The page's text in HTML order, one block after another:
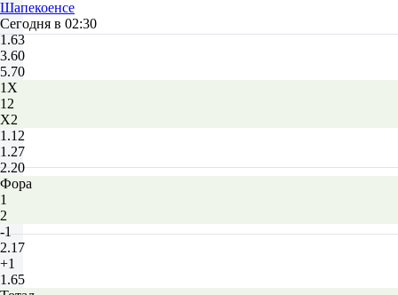
Шапекоенсе
Сегодня в 02:30
1.63
3.60
5.70
1X
12
X2
1.12
1.27
2.20
Фора
1
2
-1
2.17
+1
1.65